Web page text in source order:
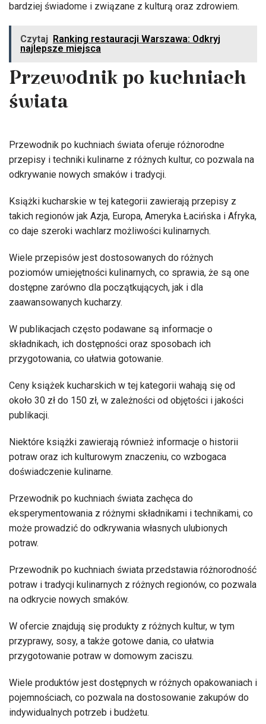
bardziej świadome i związane z kulturą oraz zdrowiem.
Czytaj Ranking restauracji Warszawa: Odkryj
najlepsze miejsca
Przewodnik po kuchniach
świata
Przewodnik po kuchniach świata oferuje różnorodne
przepisy i techniki kulinarne z różnych kultur, co pozwala na
odkrywanie nowych smaków i tradycji.
Książki kucharskie w tej kategorii zawierają przepisy z
takich regionów jak Azja, Europa, Ameryka Łacińska i Afryka,
co daje szeroki wachlarz możliwości kulinarnych.
Wiele przepisów jest dostosowanych do różnych
poziomów umiejętności kulinarnych, co sprawia, że są one
dostępne zarówno dla początkujących, jak i dla
zaawansowanych kucharzy.
W publikacjach często podawane są informacje o
składnikach, ich dostępności oraz sposobach ich
przygotowania, co ułatwia gotowanie.
Ceny książek kucharskich w tej kategorii wahają się od
około 30 zł do 150 zł, w zależności od objętości i jakości
publikacji.
Niektóre książki zawierają również informacje o historii
potraw oraz ich kulturowym znaczeniu, co wzbogaca
doświadczenie kulinarne.
Przewodnik po kuchniach świata zachęca do
eksperymentowania z różnymi składnikami i technikami, co
może prowadzić do odkrywania własnych ulubionych
potraw.
Przewodnik po kuchniach świata przedstawia różnorodność
potraw i tradycji kulinarnych z różnych regionów, co pozwala
na odkrycie nowych smaków.
W ofercie znajdują się produkty z różnych kultur, w tym
przyprawy, sosy, a także gotowe dania, co ułatwia
przygotowanie potraw w domowym zaciszu.
Wiele produktów jest dostępnych w różnych opakowaniach i
pojemnościach, co pozwala na dostosowanie zakupów do
indywidualnych potrzeb i budżetu.